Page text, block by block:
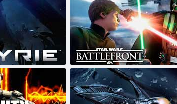
טנַארפלַאטַאב סרַאוו ןרעטש